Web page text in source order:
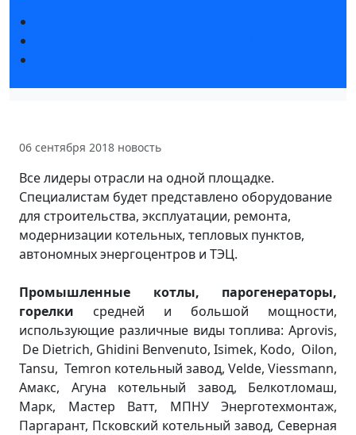
06 сентября 2018 новость
Все лидеры отрасли на одной площадке.
Специалистам будет представлено оборудование
для строительства, эксплуатации, ремонта,
модернизации котельных, тепловых пунктов,
автономных энергоцентров и ТЭЦ.
Промышленные котлы, парогенераторы,
горелки средней и большой мощности,
использующие различные виды топлива: Aprovis,
De Dietrich, Ghidini Benvenuto, Isimek, Kodo, Oilon,
Tansu, Temron котельный завод, Velde, Viessmann,
Амакс, Агуна котельный завод, Белкотломаш,
Марк, Мастер Ватт, МПНУ Энерготехмонтаж,
Паргарант, Псковский котельный завод, Северная